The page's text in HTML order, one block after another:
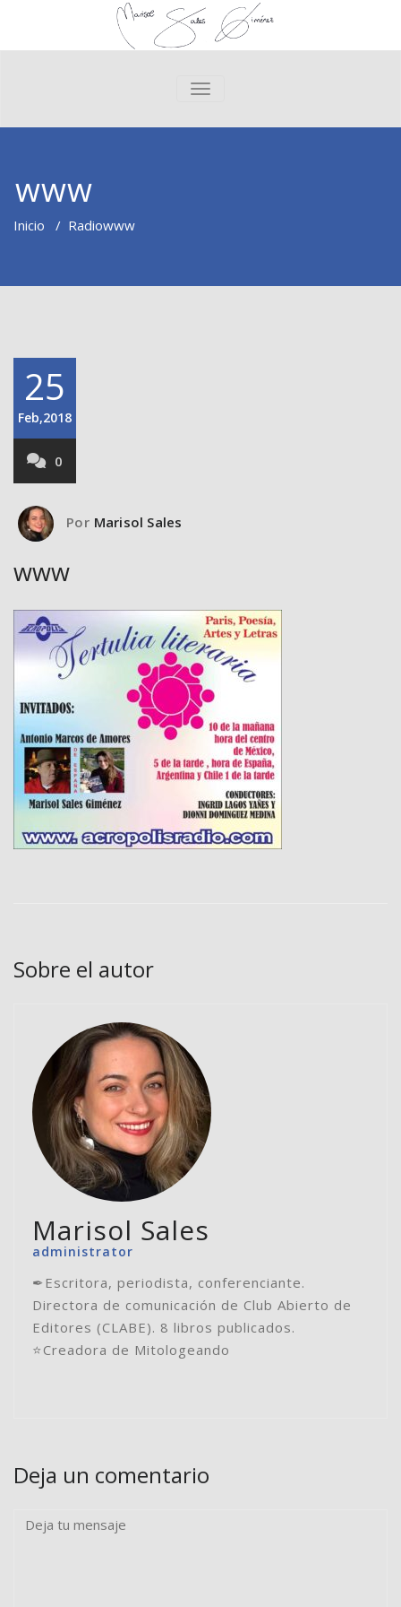
CAMBIAR NAVEGACIÓN
www
Inicio / Radiowww
25
Feb,2018
0
Por Marisol Sales
www
Sobre el autor
Marisol Sales
administrator
✒Escritora, periodista, conferenciante.
Directora de comunicación de Club Abierto de
Editores (CLABE). 8 libros publicados.
⭐️Creadora de Mitologeando
Deja un comentario